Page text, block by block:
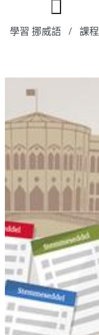
學習 挪威語 課程